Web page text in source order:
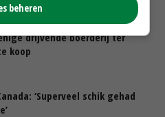
drijvende boerderij ter
koop
‘Superveel schik gehad
beheren